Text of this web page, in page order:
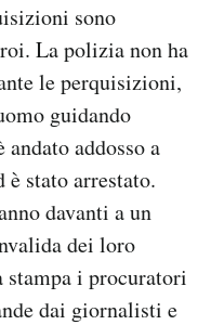
sono
La polizia non ha
le perquisizioni,
guidando
addosso a
stato arrestato.
davanti a un
dei loro
stampa i procuratori
dai giornalisti e